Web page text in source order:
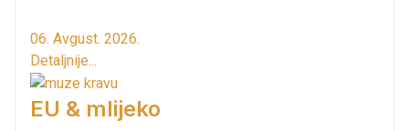
06. Avgust. 2026.
Detaljnije...
EU & mlijeko